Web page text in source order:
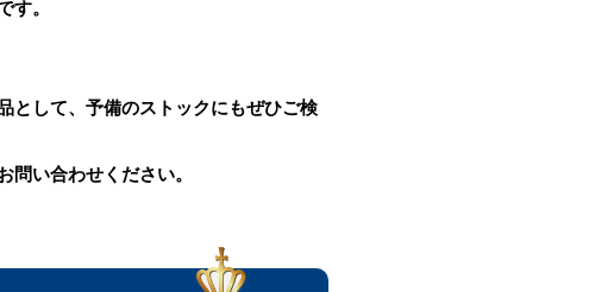
す。
として、予備のストックにもぜひご検
い合わせください。